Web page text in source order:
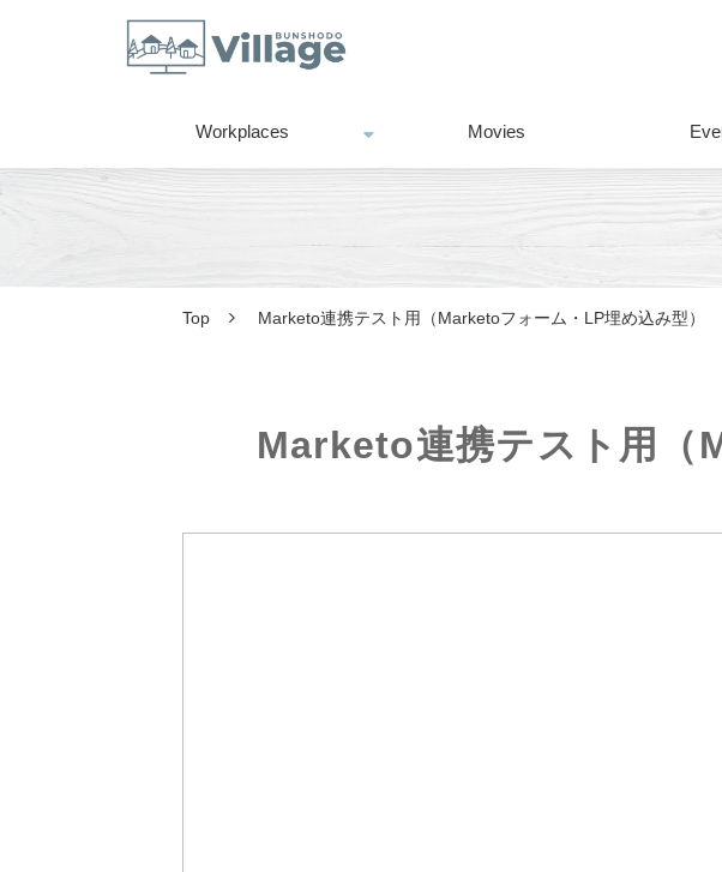
Workplaces Movies
Top Marketo連携テスト用（Marketoフォーム・LP埋め込み型）
Marketo連携テスト用（